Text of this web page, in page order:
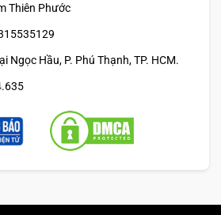
Thiên Phước
Ngọc Hầu, P. Phú Thạnh, TP. HCM.